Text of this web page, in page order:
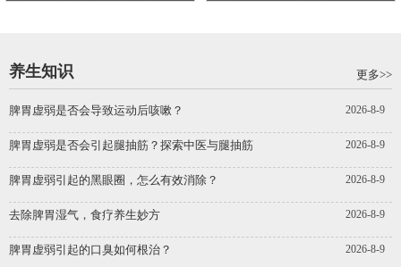
养生知识 更多>>
2026-8-9
脾胃虚弱是否会导致运动后咳嗽？
2026-8-9
脾胃虚弱是否会引起腿抽筋？探索中医与腿抽筋
2026-8-9
脾胃虚弱引起的黑眼圈，怎么有效消除？
2026-8-9
去除脾胃湿气，食疗养生妙方
2026-8-9
脾胃虚弱引起的口臭如何根治？